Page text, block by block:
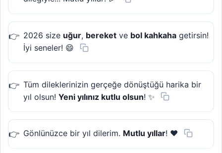
2026 size uğur, bereket ve bol kahkaha getirsin!
İyi seneler! 😄
Tüm dileklerinizin gerçeğe dönüştüğü harika bir
yıl olsun! Yeni yılınız kutlu olsun! ✨
Gönlünüzce bir yıl dilerim. Mutlu yıllar! ❤️